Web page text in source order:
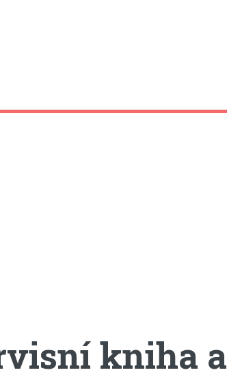
kniha a